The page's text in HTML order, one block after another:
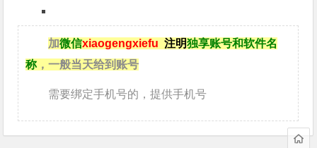
加微信xiaogengxiefu注明独享账号和软件名
称，一般当天给到账号
需要绑定手机号的，提供手机号